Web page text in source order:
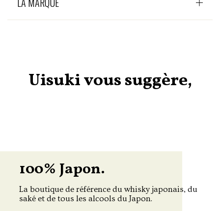
Uisuki vous suggère,
100% Japon.
La boutique de référence du whisky japonais, du
saké et de tous les alcools du Japon.